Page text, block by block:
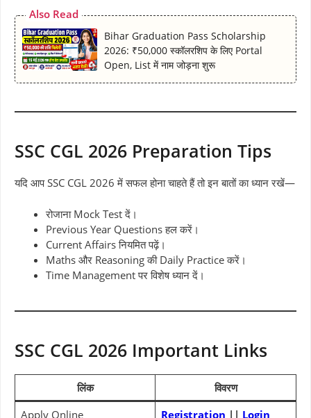
Also Read
Bihar Graduation Pass Scholarship
2026: ₹50,000 स्कॉलरशिप के लिए Portal
Open, List में नाम जोड़ना शुरू
SSC CGL 2026 Preparation Tips
यदि आप SSC CGL 2026 में सफल होना चाहते हैं तो इन बातों का ध्यान रखें—
रोजाना Mock Test दें।
Previous Year Questions हल करें।
Current Affairs नियमित पढ़ें।
Maths और Reasoning की Daily Practice करें।
Time Management पर विशेष ध्यान दें।
SSC CGL 2026 Important Links
लिंक
विवरण
Apply Online
Registration || Login